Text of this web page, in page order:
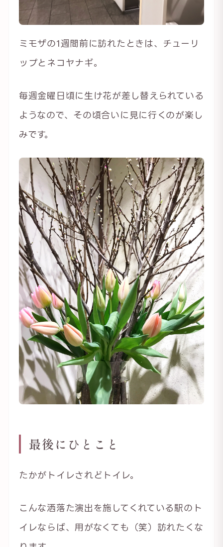
ミモザの1週間前に訪れたときは、チューリ
ップとネコヤナギ。
毎週金曜日頃に生け花が差し替えられている
ようなので、その頃合いに見に行くのが楽し
みです。
最後にひとこと
たかがトイレされどトイレ。
こんな洒落た演出を施してくれている駅のト
イレならば、用がなくても（笑）訪れたくな